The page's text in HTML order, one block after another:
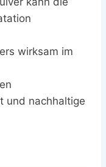
wirksam im
und nachhaltige